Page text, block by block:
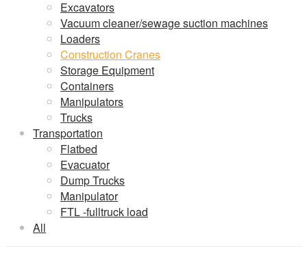
Excavators
Vacuum cleaner/sewage suction machines
Loaders
Construction Cranes
Storage Equipment
Containers
Manipulators
Trucks
Transportation
Flatbed
Evacuator
Dump Trucks
Manipulator
FTL -fulltruck load
All